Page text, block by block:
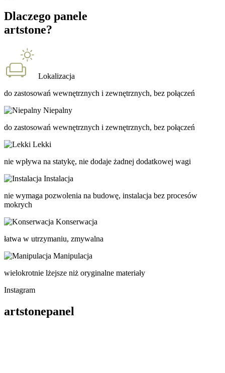
Dlaczego panele
artstone?
Lokalizacja
do zastosowań wewnętrznych i zewnętrznych, bez połączeń
Niepalny
do zastosowań wewnętrznych i zewnętrznych, bez połączeń
Lekki
nie wpływa na statykę, nie dodaje żadnej dodatkowej wagi
Instalacja
nie wymaga pozwolenia na budowę, instalacja bez procesów
mokrych
Konserwacja
łatwa w utrzymaniu, zmywalna
Manipulacja
wielokrotnie lżejsze niż oryginalne materiały
Instagram
artstonepanel